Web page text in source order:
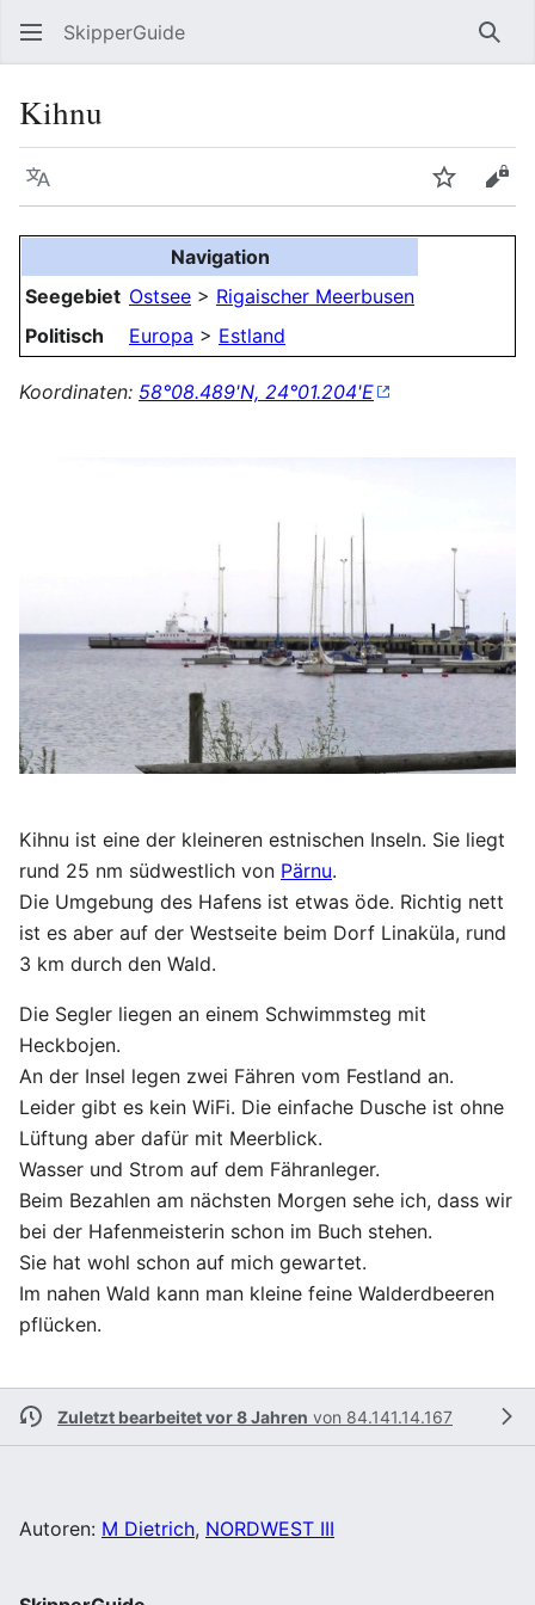
SkipperGuide
Kihnu
Sprache
Navigation
Seegebiet Ostsee > Rigaischer Meerbusen
Politisch
Europa > Estland
Koordinaten: 58°08.489'N, 24°01.204'E
Kihnu ist eine der kleineren estnischen Inseln. Sie liegt
rund 25 nm südwestlich von Pärnu.
Die Umgebung des Hafens ist etwas öde. Richtig nett
ist es aber auf der Westseite beim Dorf Linaküla, rund
3 km durch den Wald.
Die Segler liegen an einem Schwimmsteg mit
Heckbojen.
An der Insel legen zwei Fähren vom Festland an.
Leider gibt es kein WiFi. Die einfache Dusche ist ohne
Lüftung aber dafür mit Meerblick.
Wasser und Strom auf dem Fähranleger.
Beim Bezahlen am nächsten Morgen sehe ich, dass wir
bei der Hafenmeisterin schon im Buch stehen.
Sie hat wohl schon auf mich gewartet.
Im nahen Wald kann man kleine feine Walderdbeeren
pflücken.
Zuletzt bearbeitet vor 8 Jahren von 84.141.14.167
Autoren: M Dietrich, NORDWEST III